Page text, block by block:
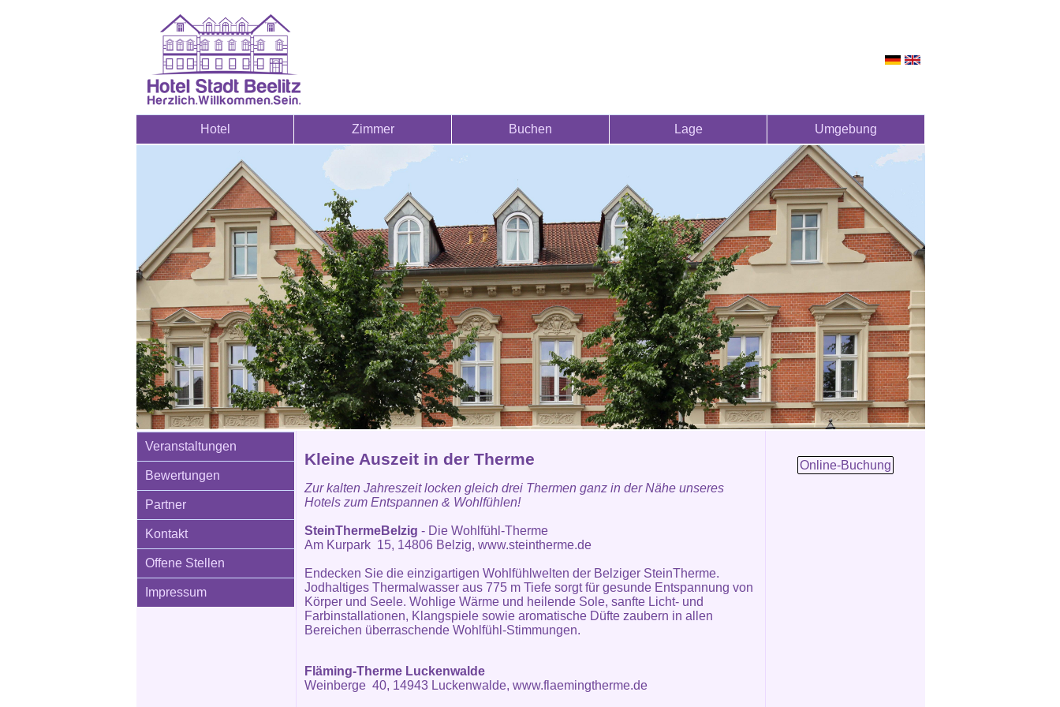
Hotel Zimmer Buchen Lage Umgebung
Veranstaltungen
Bewertungen
Partner
Kontakt
Offene Stellen
Impressum
Kleine Auszeit in der Therme
Zur kalten Jahreszeit locken gleich drei Thermen ganz in der Nähe unseres
Hotels zum Entspannen & Wohlfühlen!
SteinThermeBelzig - Die Wohlfühl-Therme
Am Kurpark 15, 14806 Belzig, www.steintherme.de
Endecken Sie die einzigartigen Wohlfühlwelten der Belziger SteinTherme.
Jodhaltiges Thermalwasser aus 775 m Tiefe sorgt für gesunde Entspannung von
Körper und Seele. Wohlige Wärme und heilende Sole, sanfte Licht- und
Farbinstallationen, Klangspiele sowie aromatische Düfte zaubern in allen
Bereichen überraschende Wohlfühl-Stimmungen.
Fläming-Therme Luckenwalde
Weinberge 40, 14943 Luckenwalde, www.flaemingtherme.de
Online-Buchung